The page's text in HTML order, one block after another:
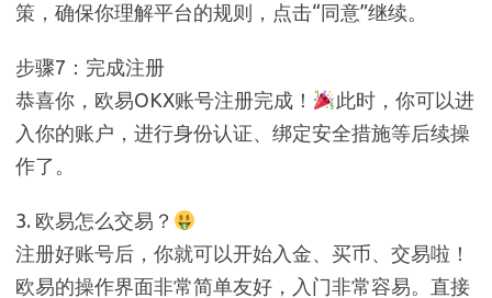
策，确保你理解平台的规则，点击“同意”继续。
步骤7：完成注册
恭喜你，欧易OKX账号注册完成！
此时，你可以进
入你的账户，进行身份认证、绑定安全措施等后续操
作了。
3. 欧易怎么交易？
注册好账号后，你就可以开始入金、买币、交易啦！
欧易的操作界面非常简单友好，入门非常容易。直接